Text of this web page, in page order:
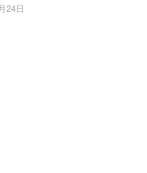
24日